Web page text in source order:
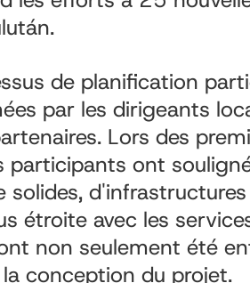
de planification
par les dirigeants
Lors des
participants ont
solides,
étroite avec les
non seulement été
conception du projet.